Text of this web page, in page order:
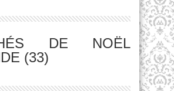
DE NOËL
(33)